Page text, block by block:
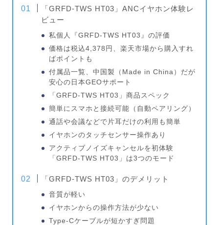
「GRFD-TWS HT03」ANCイヤホン体験レ
ビュー
私個人『GRFD-TWS HT03』の評価
価格は税込4,378円、楽天市場から購入すれ
ばポイントも
付属品一覧、中国製（Made in China）だが
安心の日本GEOサポート
「GRFD-TWS HT03」商品スペック
簡単にスマホと接続可能（自動ペアリング）
通話や会議などで片耳だけの利用も簡単
イヤホンのタッチセンサー操作あり
アクティブノイズキャンセルを初体験
「GRFD-TWS HT03」は3つのモード
「GRFD-TWS HT03」のデメリット
音質が軽い
イヤホンからの操作方法が少ない
Type-Cケーブルが短かすぎ問題